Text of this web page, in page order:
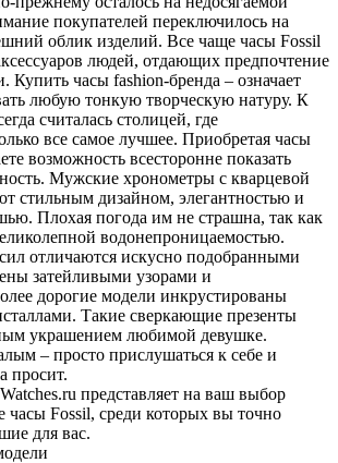
покупателей переключилось на
облик изделий. Все чаще часы Fossil
людей, отдающих предпочтение
Купить часы fashion-бренда – означает
любую тонкую творческую натуру. К
считалась столицей, где
все самое лучшее. Приобретая часы
возможность всесторонне показать
Мужские хронометры с кварцевой
стильным дизайном, элегантностью и
Плохая погода им не страшна, так как
водонепроницаемостью.
отличаются искусно подобранными
затейливыми узорами и
дорогие модели инкрустированы
Такие сверкающие презенты
украшением любимой девушке.
– просто прислушаться к себе и
просит.
представляет на ваш выбор
Fossil, среди которых вы точно
для вас.